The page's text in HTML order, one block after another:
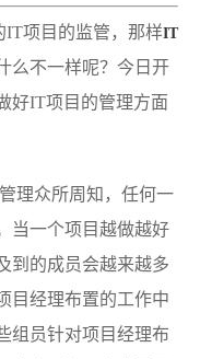
IT项目的监管，那样IT
么不一样呢？今日开
好IT项目的管理方面
理众所周知，任何一
当一个项目越做越好
到的成员会越来越多
目经理布置的工作中
组员针对项目经理布